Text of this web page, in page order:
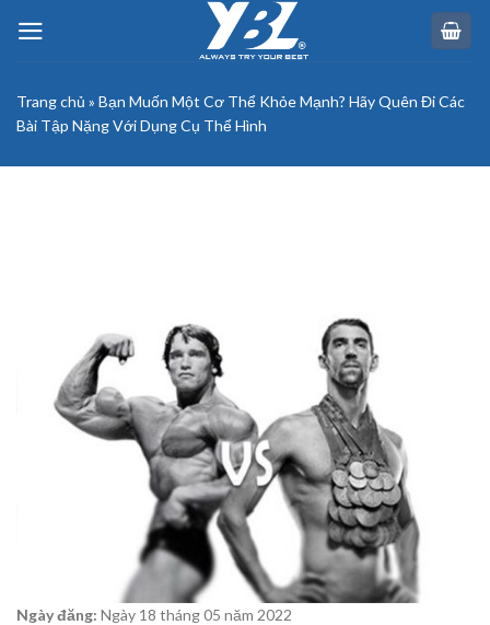
Trang chủ » Bạn Muốn Một Cơ Thể Khỏe Mạnh? Hãy Quên Đi Các
Bài Tập Nặng Với Dụng Cụ Thể Hình
Ngày đăng: Ngày 18 tháng 05 năm 2022